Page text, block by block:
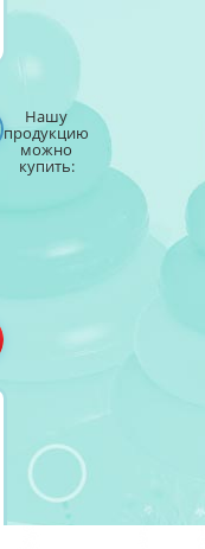
Нашу
продукцию
можно
купить: